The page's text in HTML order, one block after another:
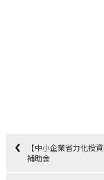
【中小企業省力化投
補助金